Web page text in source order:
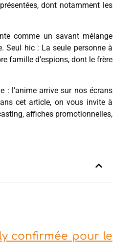
dont notamment les
comme un savant mélange
Seul hic : La seule personne à
famille d’espions, dont le frère
: l’anime arrive sur nos écrans
cet article, on vous invite à
affiches promotionnelles,
confirmée pour le